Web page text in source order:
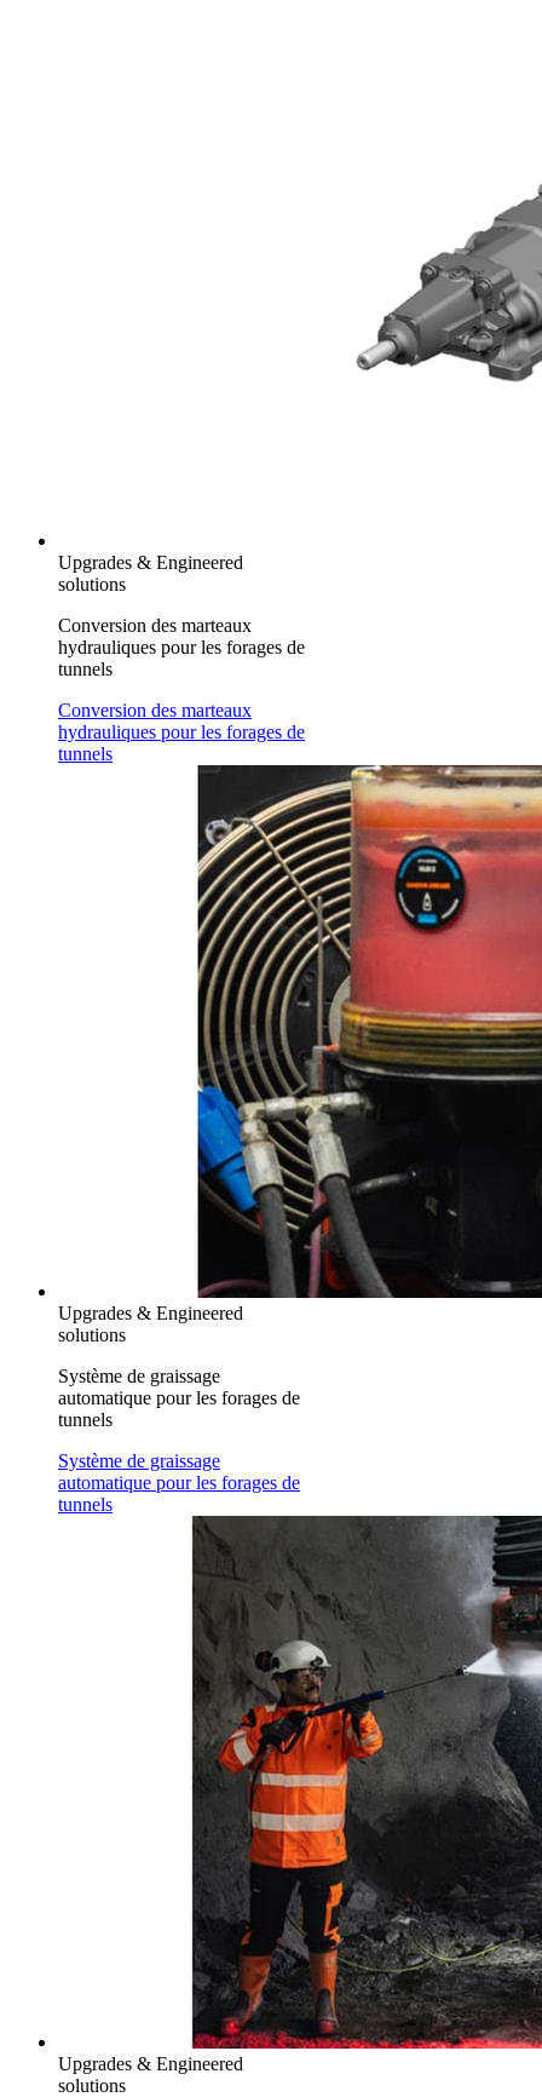
Upgrades & Engineered
solutions
Conversion des marteaux
hydrauliques pour les forages de
tunnels
Conversion des marteaux
hydrauliques pour les forages de
tunnels
Upgrades & Engineered
solutions
Système de graissage
automatique pour les forages de
tunnels
Système de graissage
automatique pour les forages de
tunnels
Upgrades & Engineered
solutions